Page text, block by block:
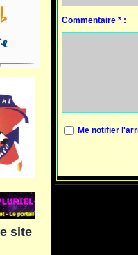
site
Commentaire * :
Me notifier